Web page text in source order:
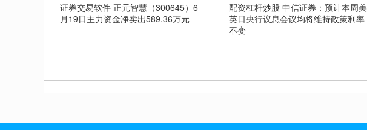
证券交易软件 正元智慧（300645）6
月19日主力资金净卖出589.36万元
配资杠杆炒股 中信证券：预计本周美
英日央行议息会议均将维持政策利率
不变